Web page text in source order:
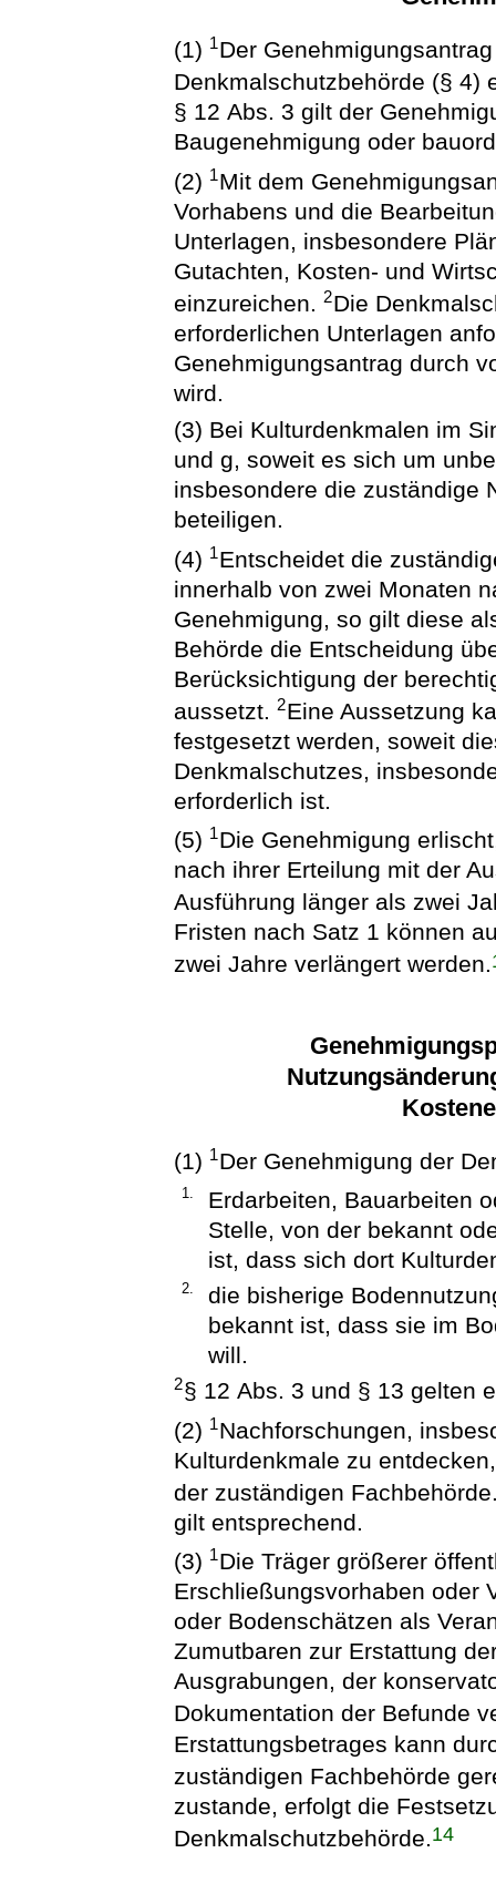
(1) 1Der
Denkmalschutzbehörde (§ 4)
§ 12 Abs. 3 gilt der
Baugenehmigung oder
(2) 1Mit dem
Vorhabens und die
Unterlagen, insbesondere
Gutachten, Kosten- und
einzureichen.2Die
erforderlichen Unterlagen
Genehmigungsantrag durch
wird.
(3) Bei Kulturdenkmalen im
und g, soweit es sich um
insbesondere die zuständige
beteiligen.
(4) 1Entscheidet die
innerhalb von zwei Monaten
Genehmigung, so gilt diese
Behörde die Entscheidung
Berücksichtigung der
aussetzt.2Eine Aussetzung
festgesetzt werden, soweit
Denkmalschutzes,
erforderlich ist.
(5) 1Die Genehmigung
nach ihrer Erteilung mit der
Ausführung länger als zwei
Fristen nach Satz 1 können
zwei Jahre verlängert werden.
(1) 1Der Genehmigung der
1.
Erdarbeiten, Bauarbeiten
Stelle, von der bekannt
ist, dass sich dort
2.
die bisherige
bekannt ist, dass sie im
will.
2§ 12 Abs. 3 und § 13 gelten
(2) 1Nachforschungen,
Kulturdenkmale zu
der zuständigen
gilt entsprechend.
(3) 1Die Träger größerer
Erschließungsvorhaben oder
oder Bodenschätzen als
Zumutbaren zur Erstattung
Ausgrabungen, der
Dokumentation der Befunde
Erstattungsbetrages kann
zuständigen Fachbehörde
zustande, erfolgt die
Denkmalschutzbehörde.14